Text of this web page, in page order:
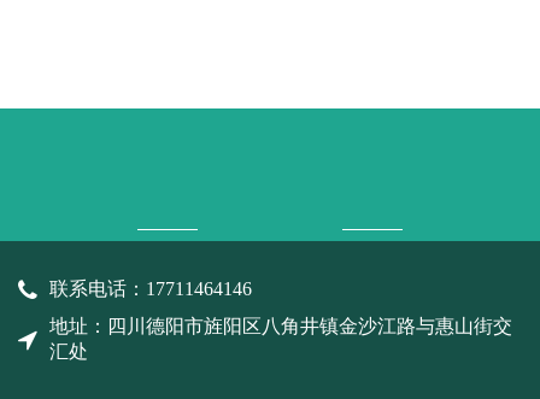
联系电话：17711464146
地址：四川德阳市旌阳区八角井镇金沙江路与惠山街交
汇处